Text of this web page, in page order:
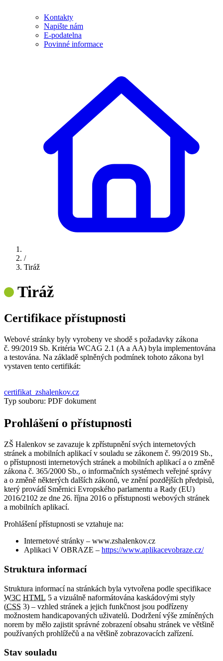
Kontakty
Napište nám
E-podatelna
Povinné informace
/
Tiráž
Tiráž
Certifikace přístupnosti
Webové stránky byly vyrobeny ve shodě s požadavky zákona
č. 99/2019 Sb. Kritéria WCAG 2.1 (A a AA) byla implementována
a testována. Na základě splněných podmínek tohoto zákona byl
vystaven tento certifikát:
certifikat_zshalenkov.cz
Typ souboru: PDF dokument
Prohlášení o přístupnosti
ZŠ Halenkov se zavazuje k zpřístupnění svých internetových
stránek a mobilních aplikací v souladu se zákonem č. 99/2019 Sb.,
o přístupnosti internetových stránek a mobilních aplikací a o změně
zákona č. 365/2000 Sb., o informačních systémech veřejné správy
a o změně některých dalších zákonů, ve znění pozdějších předpisů,
který provádí Směrnici Evropského parlamentu a Rady (EU)
2016/2102 ze dne 26. října 2016 o přístupnosti webových stránek
a mobilních aplikací.
Prohlášení přístupnosti se vztahuje na:
Internetové stránky – www.zshalenkov.cz
Aplikaci V OBRAZE – https://www.aplikacevobraze.cz/
Struktura informací
Struktura informací na stránkách byla vytvořena podle specifikace
W3C HTML 5 a vizuálně naformátována kaskádovými styly
(CSS 3) – vzhled stránek a jejich funkčnost jsou podřízeny
možnostem handicapovaných uživatelů. Dodržení výše zmíněných
norem by mělo zajistit správné zobrazení obsahu stránek ve většině
používaných prohlížečů a na většině zobrazovacích zařízení.
Stav souladu